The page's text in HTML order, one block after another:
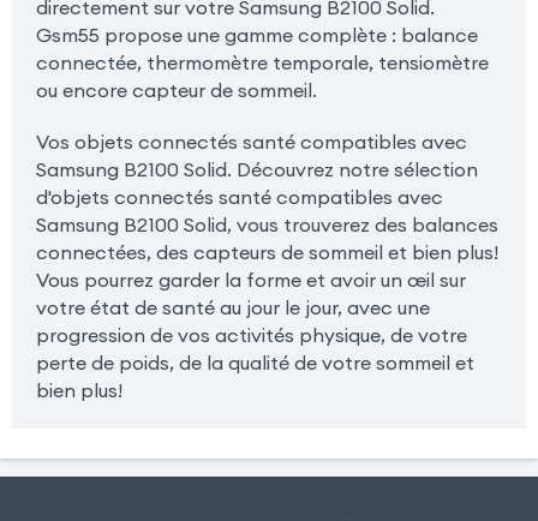
directement sur votre Samsung B2100 Solid.
Gsm55 propose une gamme complète : balance
connectée, thermomètre temporale, tensiomètre
ou encore capteur de sommeil.
Vos objets connectés santé compatibles avec
Samsung B2100 Solid. Découvrez notre sélection
d'objets connectés santé compatibles avec
Samsung B2100 Solid, vous trouverez des balances
connectées, des capteurs de sommeil et bien plus!
Vous pourrez garder la forme et avoir un œil sur
votre état de santé au jour le jour, avec une
progression de vos activités physique, de votre
perte de poids, de la qualité de votre sommeil et
bien plus!